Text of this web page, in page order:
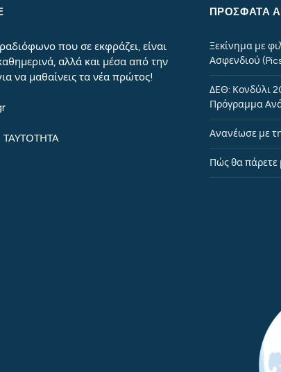
που σε εκφράζει, είναι
αλλά και μέσα από την
να μαθαίνεις τα νέα πρώτος!
ΤΑΥΤΟΤΗΤΑ
ΠΡΌΣΦΑΤΑ
Ξεκίνημα με
Ασφενδιού
ΔΕΘ: Κονδύλι
Πρόγραμμα
Ανανέωσε με
Πώς θα πάρετε